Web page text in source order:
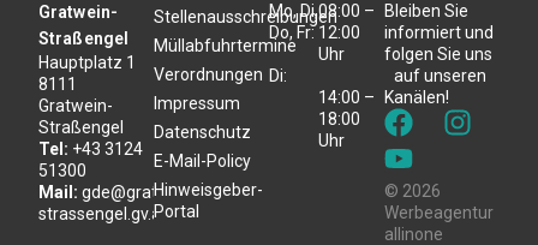
Gratwein-
Straßengel
Hauptplatz 1
8111
Gratwein-
Straßengel
Tel: +43 3124
51300
Mail: gde@gratwein-
strassengel.gv.at
Stellenausschreibungen
Müllabfuhrtermine
Verordnungen
Impressum
Datenschutz
E-Mail-Policy
Hinweisgeber-
Portal
Mo, Di,
Do, Fr:
Di:
08:00 –
12:00
Uhr
14:00 –
18:00
Uhr
Bleiben Sie
informiert und
folgen Sie uns
auf unseren
Kanälen!
© 2026
Werbeagentur
allinone